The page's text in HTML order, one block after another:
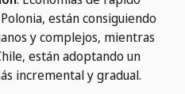
están consiguiendo
y complejos, mientras
están adoptando un
incremental y gradual.